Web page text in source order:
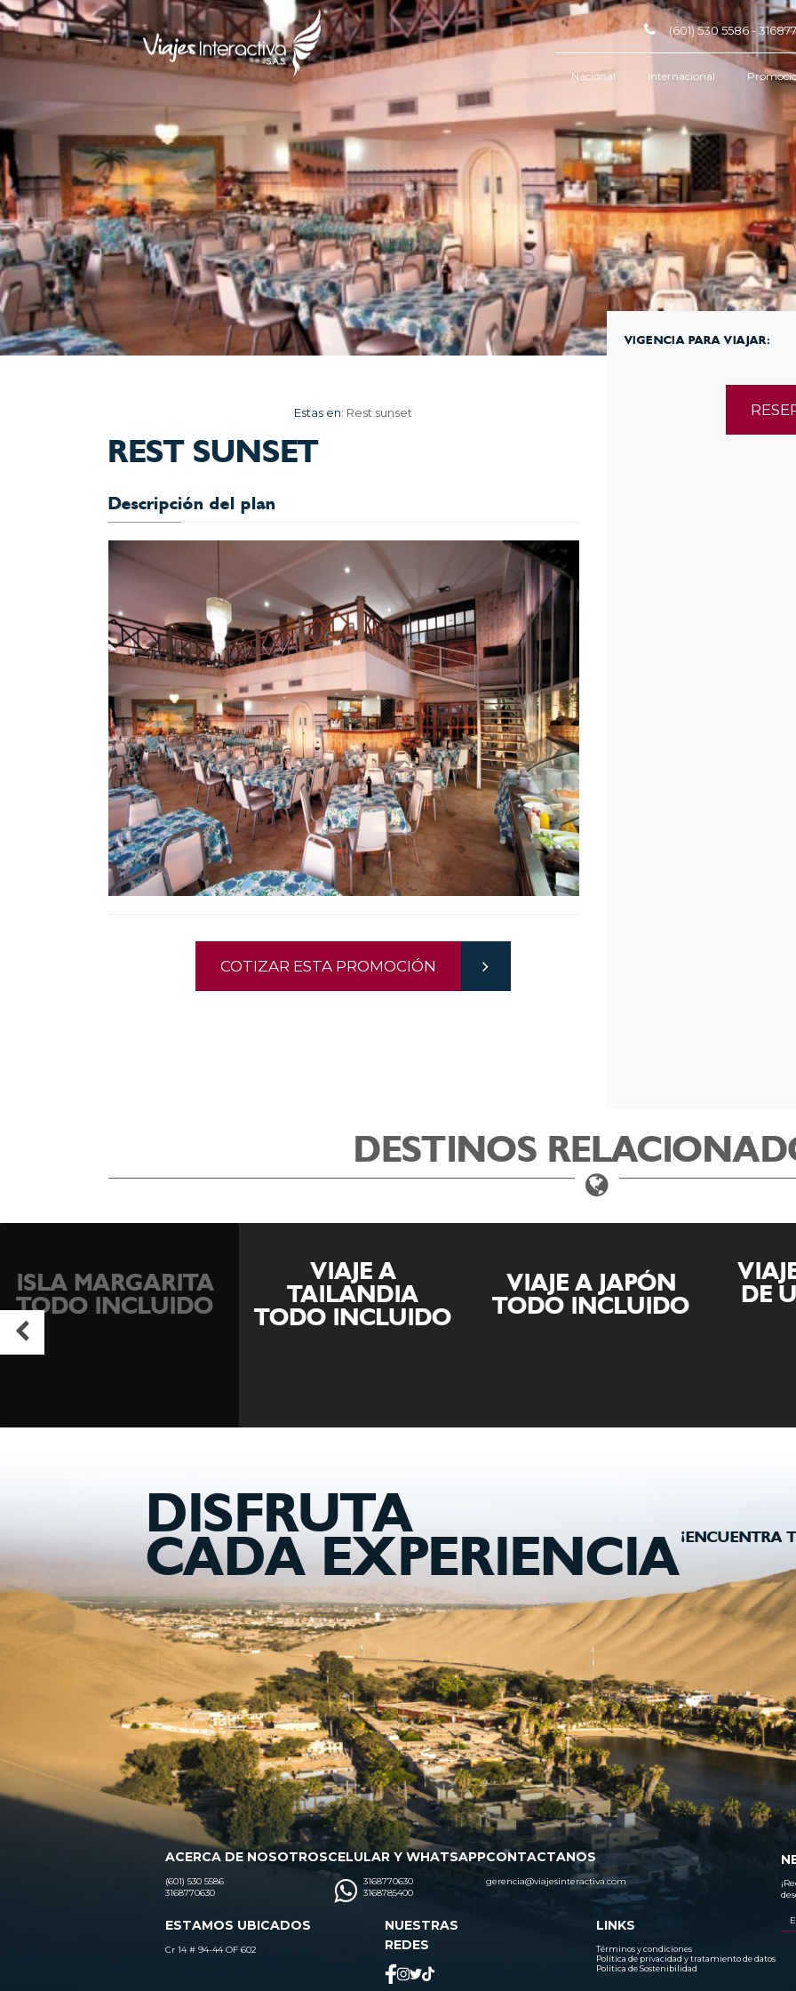
(601) 530 5586 -
Nacional Internacional
Estas en: Rest sunset
REST SUNSET
Descripción del plan
COTIZAR ESTA PROMOCIÓN
VIGENCIA PARA VIAJAR:
DESTINOS
VIAJE A
TAILANDIA
TODO INCLUIDO
VIAJE A JAPÓN
TODO INCLUIDO
VIAJE AL SALAR
DE UYUNI Y LA
PAZ
DISFRUTA
CADA EXPERIENCIA¡ENCUENTRA
ACERCA DE NOSOTROS
(601) 530 5586
3168770630
CELULAR Y WHATSAPP
3168770630
3168785400
CONTACTANOS
gerencia@viajesinteractiva.com
ESTAMOS UBICADOS
Cr 14 # 94-44 OF 602
NUESTRAS
REDES
LINKS
Términos y condiciones
Política de privacidad y tratamiento de datos
Política de Sostenibilidad